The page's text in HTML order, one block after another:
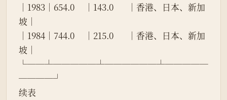
│1983│654.0     │143.0       │香港、日本、新加
坡│
│1984│744.0     │215.0       │香港、日本、新加
坡│
└──┴─────┴──────┴─────
────┘
续表